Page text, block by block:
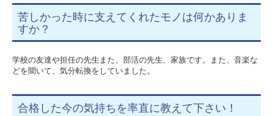
苦しかった時に支えてくれたモノは何かありま
すか？
学校の友達や担任の先生また、部活の先生、家族です。また、音楽な
どを聞いて、気分転換をしていました。
合格した今の気持ちを率直に教えて下さい！